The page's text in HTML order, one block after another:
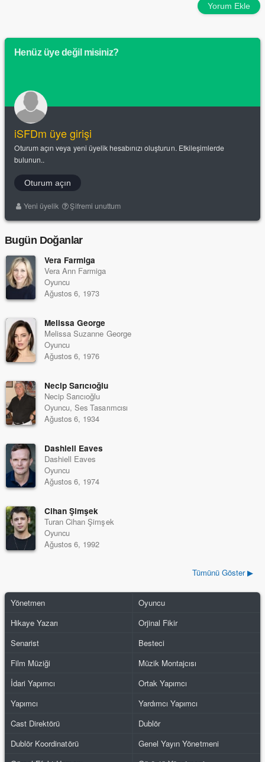
Yorum Ekle
Henüz üye değil misiniz?
iSFDm üye girişi
Oturum açın veya yeni üyelik hesabınızı oluşturun. Etkileşimlerde
bulunun..
Oturum açın
Yeni üyelik Şifremi unuttum
Bugün Doğanlar
Vera Farmiga
Vera Ann Farmiga
Oyuncu
Ağustos 6, 1973
Melissa George
Melissa Suzanne George
Oyuncu
Ağustos 6, 1976
Necip Sarıcıoğlu
Necip Sarıcıoğlu
Oyuncu, Ses Tasarımcısı
Ağustos 6, 1934
Dashiell Eaves
Dashiell Eaves
Oyuncu
Ağustos 6, 1974
Cihan Şimşek
Turan Cihan Şimşek
Oyuncu
Ağustos 6, 1992
Tümünü Göster ▶
Yönetmen
Oyuncu
Hikaye Yazarı
Orjinal Fikir
Senarist
Besteci
Film Müziği
Müzik Montajcısı
İdari Yapımcı
Ortak Yapımcı
Yapımcı
Yardımcı Yapımcı
Cast Direktörü
Dublör
Dublör Koordinatörü
Genel Yayın Yönetmeni